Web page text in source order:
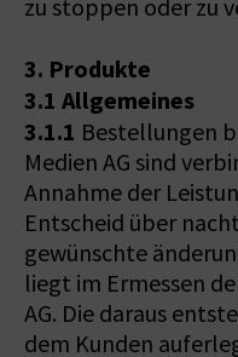
zu stoppen oder zu
3. Produkte
3.1 Allgemeines
3.1.1 Bestellungen
Medien AG sind
Annahme der
Entscheid über
gewünschte
liegt im Ermessen
AG. Die daraus
dem Kunden